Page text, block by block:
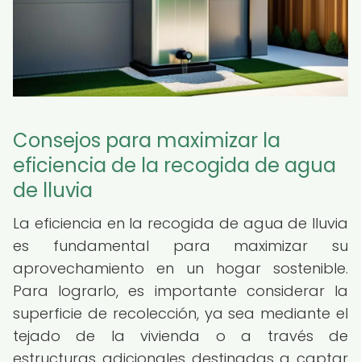
Consejos para maximizar la
eficiencia de la recogida de agua
de lluvia
La eficiencia en la recogida de agua de lluvia
es fundamental para maximizar su
aprovechamiento en un hogar sostenible.
Para lograrlo, es importante considerar la
superficie de recolección, ya sea mediante el
tejado de la vivienda o a través de